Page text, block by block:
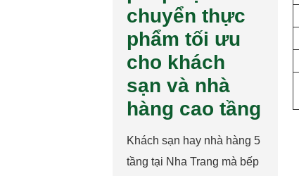
chuyển thực
phẩm tối ưu
cho khách
sạn và nhà
hàng cao tầng
Khách sạn hay nhà hàng 5
tầng tại Nha Trang mà bếp